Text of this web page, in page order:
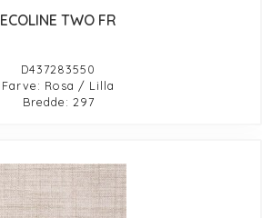
ECOLINE TWO FR
D437283550
Farve: Rosa / Lilla
Bredde: 297